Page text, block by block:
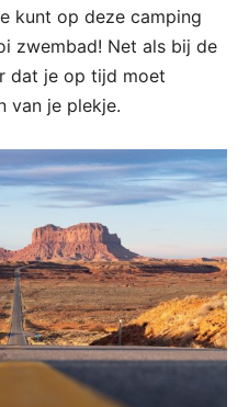
kunt op deze camping
zwembad! Net als bij de
dat je op tijd moet
van je plekje.